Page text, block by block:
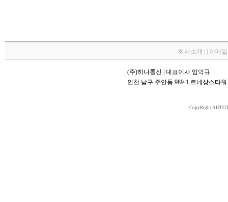
회사소개 | | 이메
(주)하나통신 | 대표이사 임덕규
인천 남구 주안동 989-1 르네상스타
CopyRight